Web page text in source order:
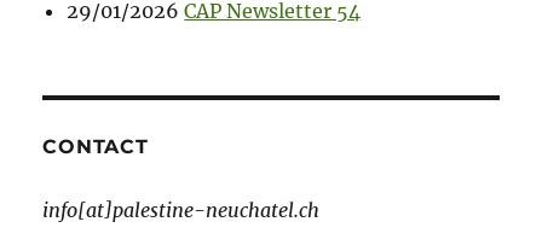
29/01/2026 CAP Newsletter 54
CONTACT
info[at]palestine-neuchatel.ch